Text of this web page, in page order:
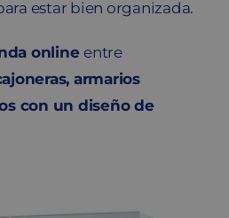
estar bien organizada.
onlineentre
armarios
con un diseño de